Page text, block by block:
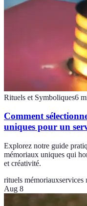
Rituels et Symboliques6
Comment
uniques pour un
Explorez notre guide
mémoriaux uniques qui
et créativité.
rituels mémoriauxservices
Aug 8